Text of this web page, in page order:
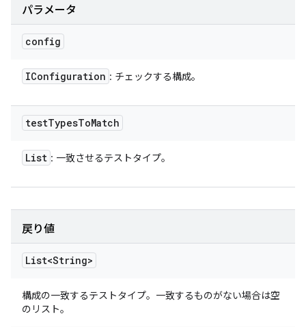
パラメータ
config
IConfiguration : チェックする構成。
testTypesToMatch
List : 一致させるテストタイプ。
戻り値
List<String>
構成の一致するテストタイプ。一致するものがない場合は空
のリスト。